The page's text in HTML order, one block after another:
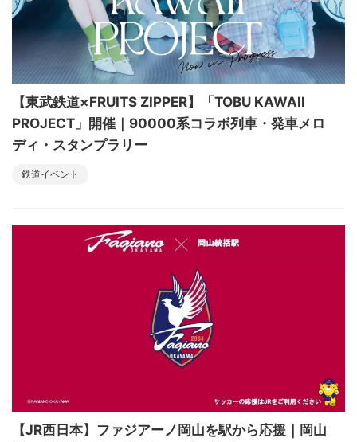
【東武鉄道×FRUITS ZIPPER】「TOBU KAWAII
PROJECT」開催｜90000系コラボ列車・発車メロ
ディ・スタンプラリー
鉄道イベント
【JR西日本】ファジアーノ岡山を駅から応援｜岡山